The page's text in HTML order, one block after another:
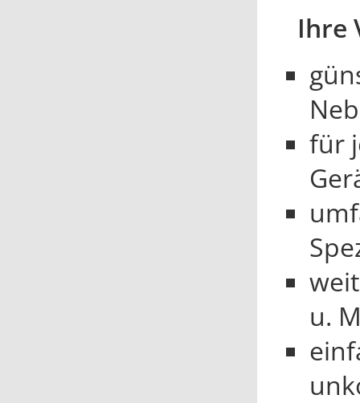
Ihre
für
u.